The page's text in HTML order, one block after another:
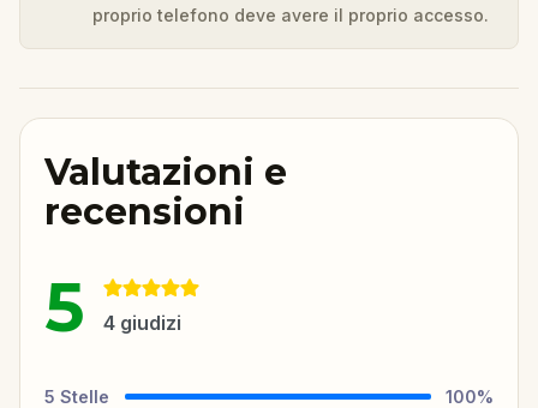
proprio telefono deve avere il proprio accesso.
Valutazioni e
recensioni
5 4 giudizi
5 Stelle 100%